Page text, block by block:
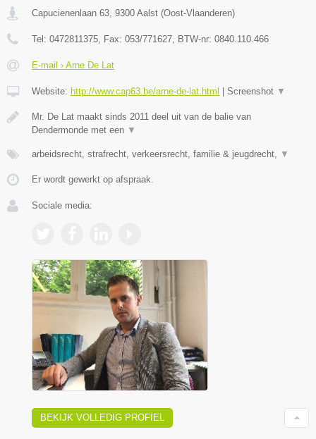
Capucienenlaan 63 9300 Aalst (Oost-Vlaanderen)
Tel: 0472811375 , Fax: 053/771627 , BTW-nr: 0840.110.466
E-mail › Arne De Lat
Website: http://www.cap63.be/arne-de-lat.html | Screenshot ▼
Mr. De Lat maakt sinds 2011 deel uit van de balie van
Dendermonde met een ▼
arbeidsrecht, strafrecht, verkeersrecht, familie & jeugdrecht, ▼
Er wordt gewerkt op afspraak.
Sociale media:
BEKIJK VOLLEDIG PROFIEL